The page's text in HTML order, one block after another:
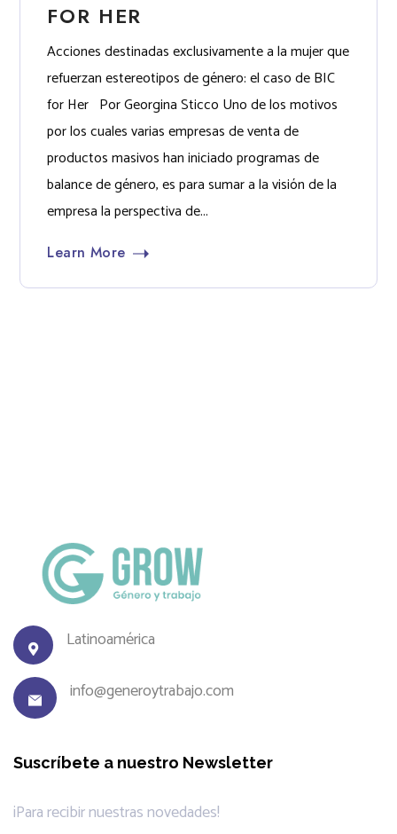
FOR HER
Acciones destinadas exclusivamente a la mujer que
refuerzan estereotipos de género: el caso de BIC
for Her Por Georgina Sticco Uno de los motivos
por los cuales varias empresas de venta de
productos masivos han iniciado programas de
balance de género, es para sumar a la visión de la
empresa la perspectiva de...
Learn More
Latinoamérica
info@generoytrabajo.com
Suscríbete a nuestro Newsletter
¡Para recibir nuestras novedades!